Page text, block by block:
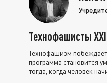
Технофашисты
Технофашизм побеждает
программа становится
тогда, когда человек